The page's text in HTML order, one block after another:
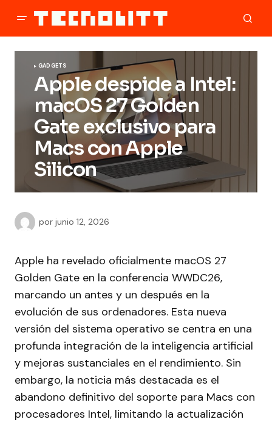
GADGETS
Apple despide a Intel:
macOS 27 Golden
Gate exclusivo para
Macs con Apple
Silicon
por junio 12, 2026
Apple ha revelado oficialmente macOS 27
Golden Gate en la conferencia WWDC26,
marcando un antes y un después en la
evolución de sus ordenadores. Esta nueva
versión del sistema operativo se centra en una
profunda integración de la inteligencia artificial
y mejoras sustanciales en el rendimiento. Sin
embargo, la noticia más destacada es el
abandono definitivo del soporte para Macs con
procesadores Intel, limitando la actualización